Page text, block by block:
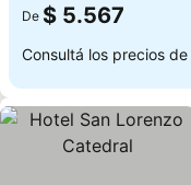
De $ 5.567
Consultá los precios de